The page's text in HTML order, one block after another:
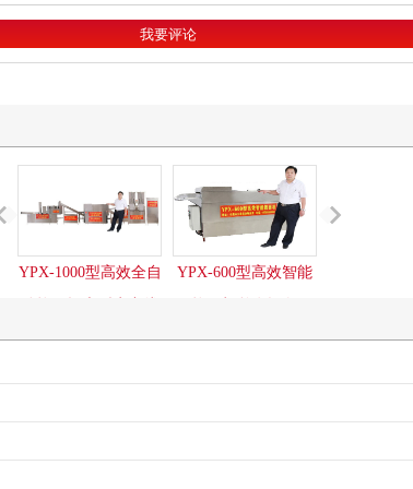
YPX-1000型高效全自
YPX-600型高效智能